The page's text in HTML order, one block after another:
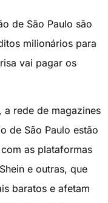
de São Paulo são
milionários para
vai pagar os
rede de magazines
de São Paulo estão
as plataformas
e outras, que
baratos e afetam